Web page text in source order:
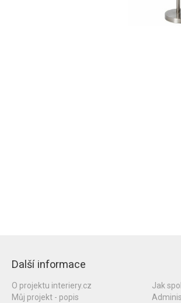
Další informace
O projektu interiery.cz
Můj projekt - popis
Jak